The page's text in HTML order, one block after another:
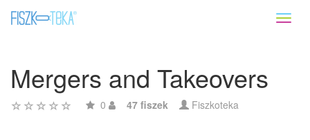
Mergers and Takeovers
0 47 fiszek Fiszkoteka